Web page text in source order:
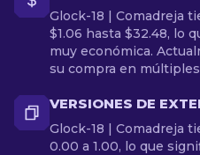
Glock-18 | Comadreja
$1.06 hasta $32.48, lo
muy económica.
su compra en
VERSIONES DE
Glock-18 | Comadreja
0.00 a 1.00, lo que